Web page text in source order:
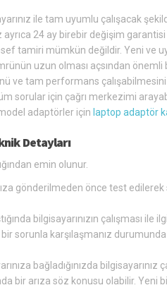
ile tam uyumlu çalışacak
24 ay birebir değişim
tamiri mümkün değildir. Yeni ve
uzun olması açsından önemli
ve tam performans
sorular için çağrı merkezimi
adaptörler için laptop adaptör
Detayları
emin olunur.
gönderilmeden önce test
bilgisayarınızın çalışması
sorunla karşılaşmanız
bağladığınızda
bir arıza söz konusu olabilir. Yeni